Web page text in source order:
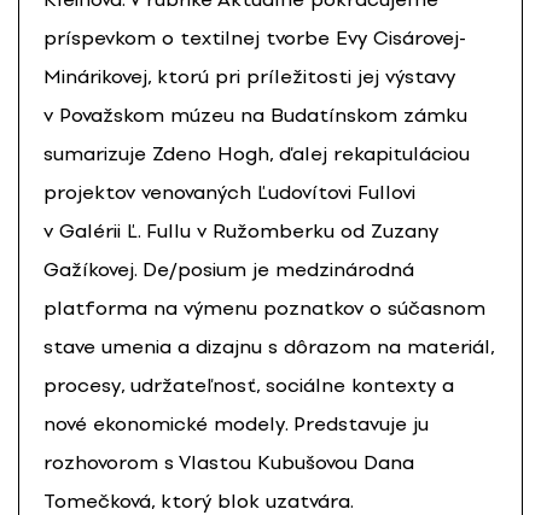
príspevkom o textilnej tvorbe Evy Cisárovej-
Minárikovej, ktorú pri príležitosti jej výstavy
v Považskom múzeu na Budatínskom zámku
sumarizuje Zdeno Hogh, ďalej rekapituláciou
projektov venovaných Ľudovítovi Fullovi
v Galérii Ľ. Fullu v Ružomberku od Zuzany
Gažíkovej. De/posium je medzinárodná
platforma na výmenu poznatkov o súčasnom
stave umenia a dizajnu s dôrazom na materiál,
procesy, udržateľnosť, sociálne kontexty a
nové ekonomické modely. Predstavuje ju
rozhovorom s Vlastou Kubušovou Dana
Tomečková, ktorý blok uzatvára.